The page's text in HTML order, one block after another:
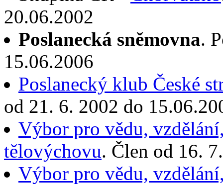
20.06.2002
Poslanecká sněmovna.
15.06.2006
Poslanecký klub České
od 21. 6. 2002 do
Výbor pro vědu,
tělovýchovu. Člen od 16.
Výbor pro vědu,